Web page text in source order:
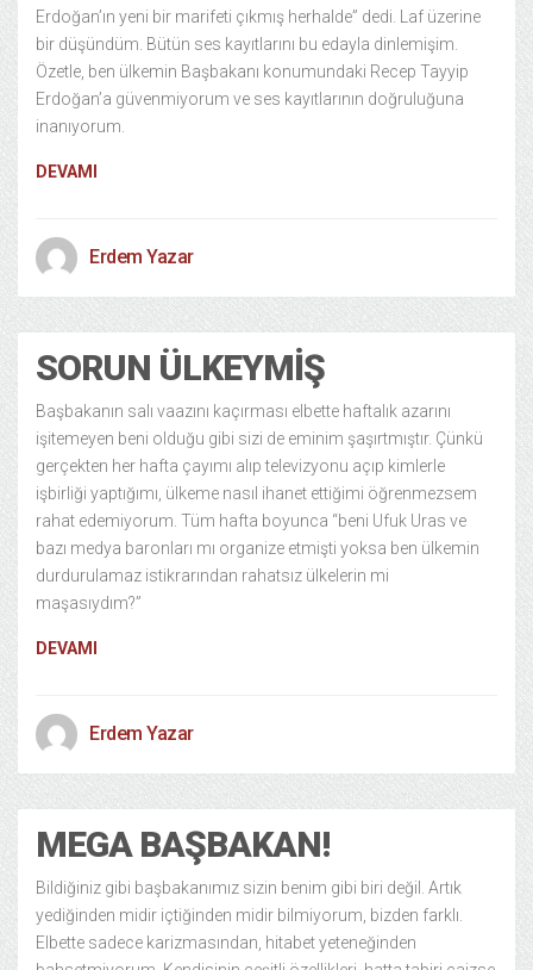
Erdoğan’ın yeni bir marifeti çıkmış herhalde” dedi. Laf üzerine
bir düşündüm. Bütün ses kayıtlarını bu edayla dinlemişim.
Özetle, ben ülkemin Başbakanı konumundaki Recep Tayyip
Erdoğan’a güvenmiyorum ve ses kayıtlarının doğruluğuna
inanıyorum.
DEVAMI
Erdem Yazar
SORUN ÜLKEYMIŞ
Başbakanın salı vaazını kaçırması elbette haftalık azarını
işitemeyen beni olduğu gibi sizi de eminim şaşırtmıştır. Çünkü
gerçekten her hafta çayımı alıp televizyonu açıp kimlerle
işbirliği yaptığımı, ülkeme nasıl ihanet ettiğimi öğrenmezsem
rahat edemiyorum. Tüm hafta boyunca “beni Ufuk Uras ve
bazı medya baronları mı organize etmişti yoksa ben ülkemin
durdurulamaz istikrarından rahatsız ülkelerin mi
maşasıydım?”
DEVAMI
Erdem Yazar
MEGA BAŞBAKAN!
Bildiğiniz gibi başbakanımız sizin benim gibi biri değil. Artık
yediğinden midir içtiğinden midir bilmiyorum, bizden farklı.
Elbette sadece karizmasından, hitabet yeteneğinden